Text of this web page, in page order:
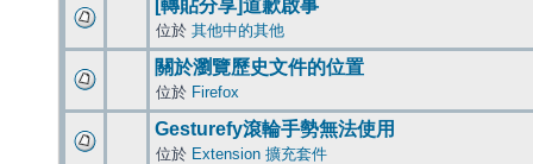
[轉貼分享]道歉啟事
位於 其他中的其他
關於瀏覽歷史文件的位置
位於 Firefox
Gesturefy滾輪手勢無法使用
位於 Extension 擴充套件